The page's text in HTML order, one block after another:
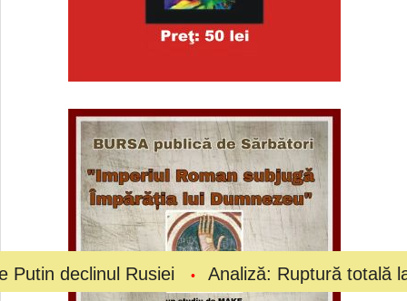
Rusiei Analiză: Ruptură totală la vârful